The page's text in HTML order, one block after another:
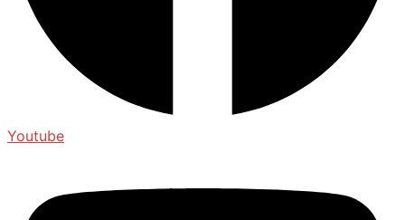
Youtube